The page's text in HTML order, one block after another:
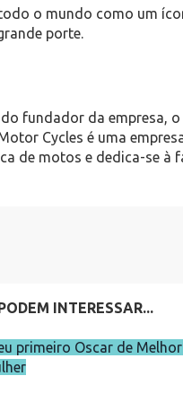
o mundo como um
porte.
fundador da empresa,
Cycles é uma
de motos e dedica-se à
INTERESSAR...
primeiro Oscar de